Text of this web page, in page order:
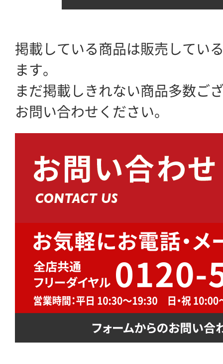
掲載している商品は販売してい
ます。
まだ掲載しきれない商品多数ご
お問い合わせください。